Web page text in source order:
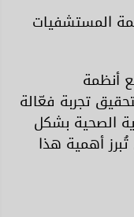
المستشفيات
أنظمة
تجربة فعّالة
الصحية بشكل
أهمية هذا